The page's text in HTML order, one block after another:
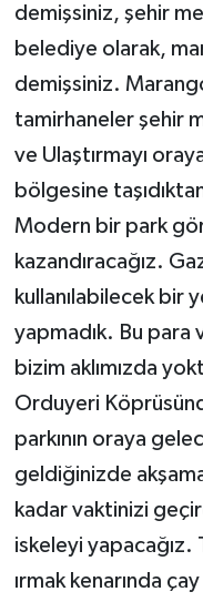
demişsiniz, şehir
belediye olarak,
demişsiniz.
tamirhaneler şehir
ve Ulaştırmayı
bölgesine
Modern bir park
kazandıracağız.
kullanılabilecek bir
yapmadık. Bu para
bizim aklımızda
Orduyeri
parkının oraya
geldiğinizde
kadar vaktinizi
iskeleyi
ırmak kenarında